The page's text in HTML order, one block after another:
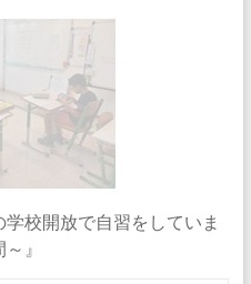
校開放で自習をしていま
』